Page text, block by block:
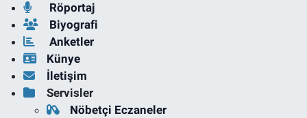
Röportaj
Biyografi
Anketler
Künye
İletişim
Servisler
Nöbetçi Eczaneler